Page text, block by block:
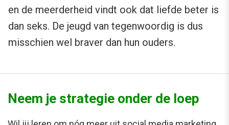
en de meerderheid vindt ook dat liefde beter is
dan seks. De jeugd van tegenwoordig is dus
misschien wel braver dan hun ouders.
Neem je strategie onder de loep